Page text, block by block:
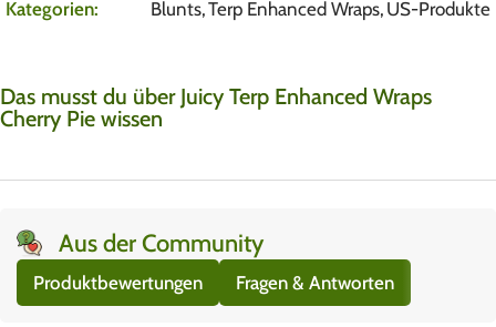
Kategorien:
Blunts,Terp Enhanced Wraps, US-Produkte
Das musst du über Juicy Terp Enhanced Wraps
Cherry Pie wissen
Aus der Community
Produktbewertungen Fragen & Antworten